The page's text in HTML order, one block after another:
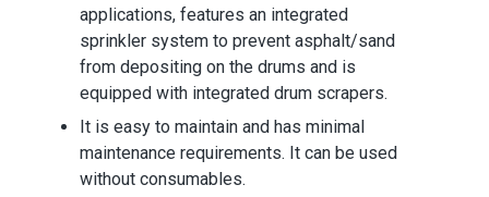
applications, features an integrated
sprinkler system to prevent asphalt/sand
from depositing on the drums and is
equipped with integrated drum scrapers.
It is easy to maintain and has minimal
maintenance requirements. It can be used
without consumables.